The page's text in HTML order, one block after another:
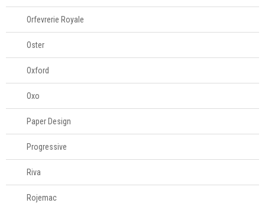
61
996588122
Orfevrerie Royale
Oster
Oxford
Oxo
Paper Design
Progressive
Riva
Rojemac